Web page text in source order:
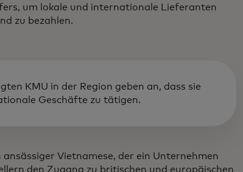
um lokale und internationale Lieferanten
zu bezahlen.
KMU in der Region geben an, dass sie
Geschäfte zu tätigen.
Vietnamese, der ein Unternehmen
den Zugang zu britischen und europäischen